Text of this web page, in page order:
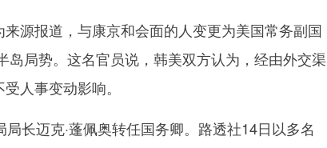
报道，与康京和会面的人变更为美国常务副国
岛局势。这名官员说，韩美双方认为，经由外交渠
人事变动影响。
迈克·蓬佩奥转任国务卿。路透社14日以多名